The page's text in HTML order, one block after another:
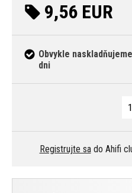
9,56 EUR
Obvykle
dni
Registrujte sado Ahifi